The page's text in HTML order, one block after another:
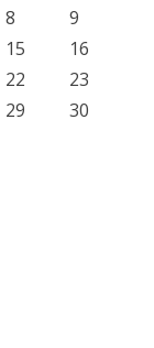
8
9
15
16
22
23
29
30